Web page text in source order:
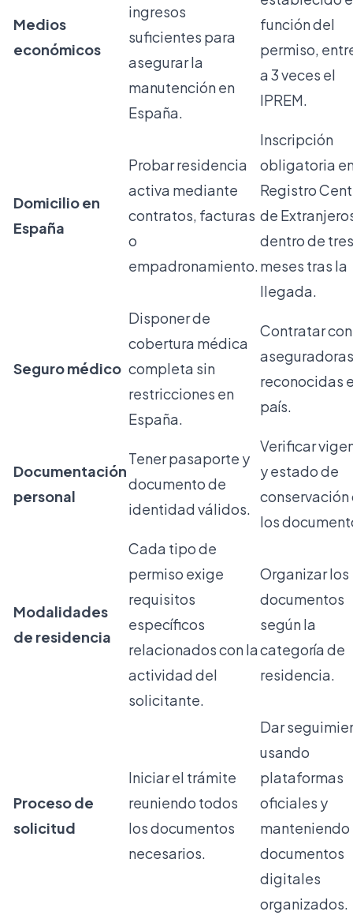
Medios
económicos
ingresos
suficientes para
asegurar la
manutención en
España.
función del
permiso,
a 3 veces el
IPREM.
Domicilio en
España
Probar residencia
activa mediante
contratos, facturas
o
empadronamiento.
Inscripción
obligatoria
Registro
de
dentro de tres
meses tras la
llegada.
Seguro médico
Disponer de
cobertura médica
completa sin
restricciones en
España.
Contratar con
aseguradoras
reconocidas
país.
Documentación
personal
Tener pasaporte y
documento de
identidad válidos.
Verificar
y estado de
conservación
los
Modalidades
de residencia
Cada tipo de
permiso exige
requisitos
específicos
relacionados con la
actividad del
solicitante.
Organizar los
documentos
según la
categoría de
residencia.
Proceso de
solicitud
Iniciar el trámite
reuniendo todos
los documentos
necesarios.
Dar
usando
plataformas
oficiales y
manteniendo
documentos
digitales
organizados.